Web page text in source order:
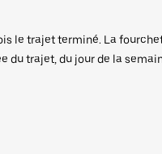
le trajet terminé. La
du trajet, du jour de la